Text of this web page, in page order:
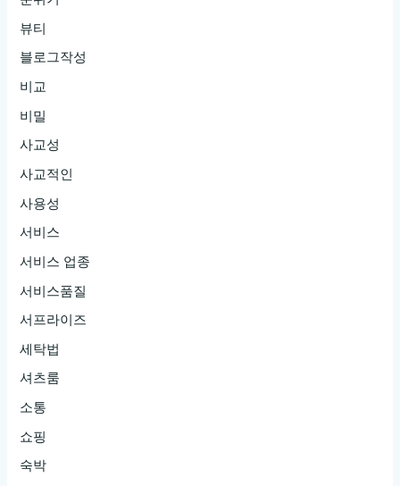
뷰티
블로그작성
비교
비밀
사교성
사교적인
사용성
서비스
서비스 업종
서비스품질
서프라이즈
세탁법
셔츠룸
소통
쇼핑
숙박